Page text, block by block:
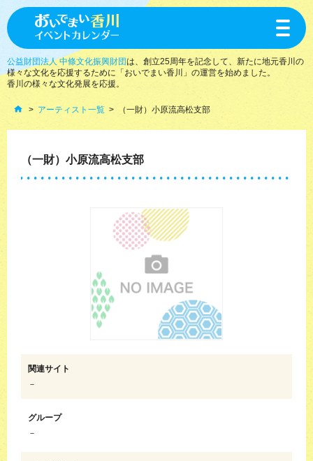
toggle
公益財団法人 中條文化振興財団は、創立25周年を記念して、新たに地元香川の
様々な文化を応援するために「おいでまい香川」の運営を始めました。
香川の様々な文化発展を応援。
アーティスト一覧 （一財）小原流高松支部
（一財）小原流高松支部
関連サイト
－
グループ
－